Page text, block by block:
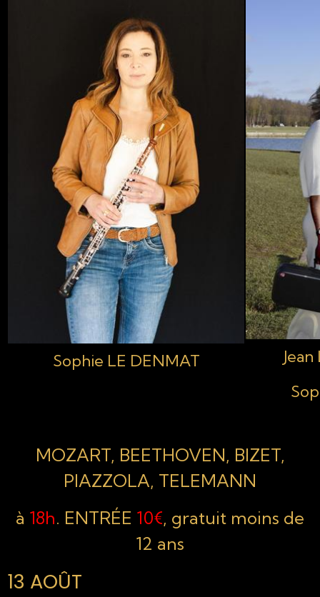
Sophie LE DENMAT
MOZART, BEETHOVEN, BIZET,
PIAZZOLA, TELEMANN
à 18h. ENTRÉE 10€, gratuit moins de
12 ans
13 AOÛT